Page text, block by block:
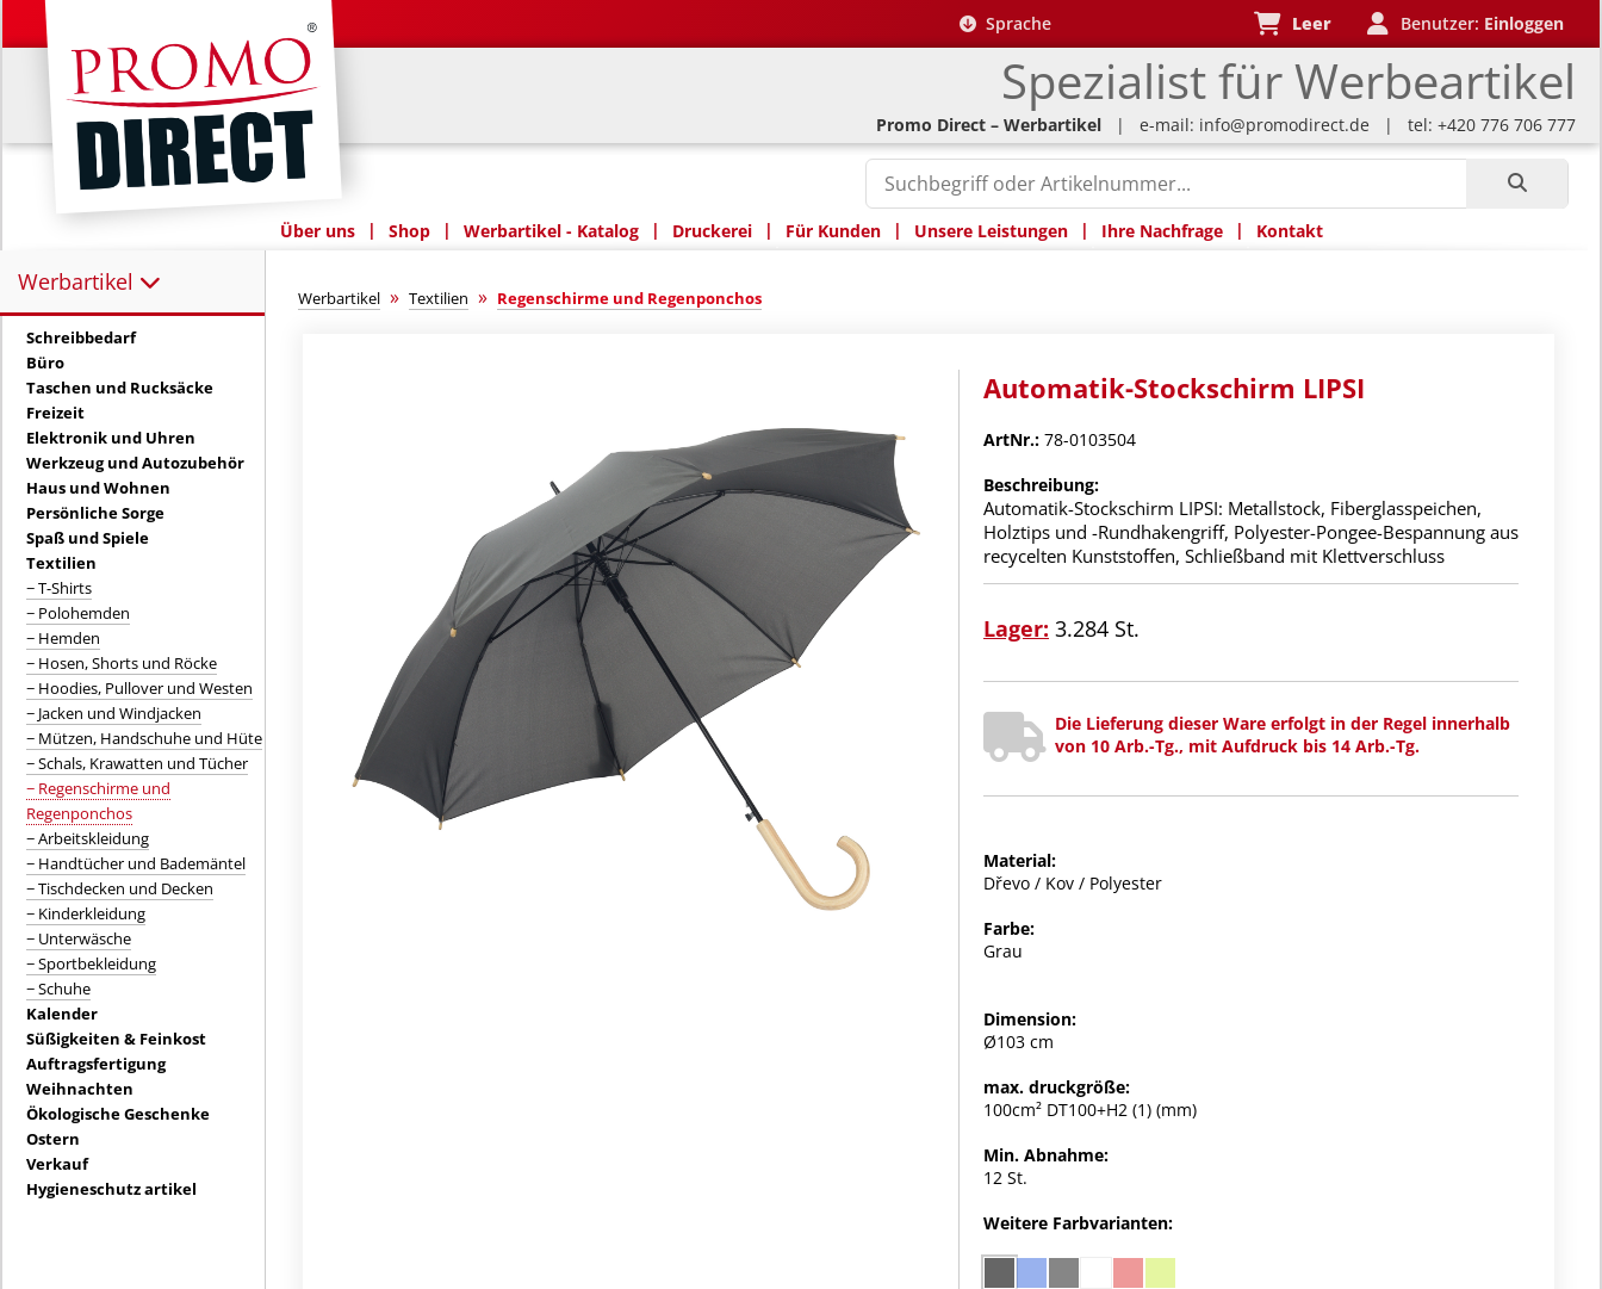
Spezialist für Werbeartikel
Sprache Leer Benutzer: Einloggen
Promo Direct – Werbartikel | e-mail: info@promodirect.de | tel: +420 776 706 777
Über uns | Shop | Werbartikel - Katalog | Druckerei | Für Kunden | Unsere Leistungen | Ihre Nachfrage | Kontakt
Werbartikel
Werbartikel:
Schreibbedarf
Büro
Taschen und Rucksäcke
Freizeit
Elektronik und Uhren
Werkzeug und Autozubehör
Haus und Wohnen
Persönliche Sorge
Spaß und Spiele
Textilien
− T-Shirts
− Polohemden
− Hemden
− Hosen, Shorts und Röcke
− Hoodies, Pullover und Westen
− Jacken und Windjacken
− Mützen, Handschuhe und Hüte
− Schals, Krawatten und Tücher
− Regenschirme und
Regenponchos
− Arbeitskleidung
− Handtücher und Bademäntel
− Tischdecken und Decken
− Kinderkleidung
− Unterwäsche
− Sportbekleidung
− Schuhe
Kalender
Süßigkeiten & Feinkost
Auftragsfertigung
Weihnachten
Ökologische Geschenke
Ostern
Verkauf
Hygieneschutz artikel
Werbartikel » Textilien » Regenschirme und Regenponchos
Automatik-Stockschirm LIPSI
ArtNr.: 78-0103504
Beschreibung:
Automatik-Stockschirm LIPSI: Metallstock, Fiberglasspeichen,
Holztips und -Rundhakengriff, Polyester-Pongee-Bespannung aus
recycelten Kunststoffen, Schließband mit Klettverschluss
Lager: 3.284 St.
Die Lieferung dieser Ware erfolgt in der Regel innerhalb
von 10 Arb.-Tg., mit Aufdruck bis 14 Arb.-Tg.
Material:
Dřevo / Kov / Polyester
Farbe:
Grau
Dimension:
Ø103 cm
max. druckgröße:
100cm² DT100+H2 (1) (mm)
Min. Abnahme:
12 St.
Weitere Farbvarianten: